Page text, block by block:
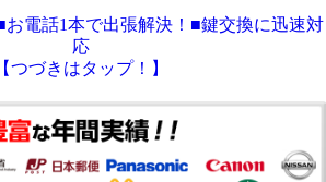
電話1本で出張解決！■鍵交換に迅速対
応
【つづきはタップ！】